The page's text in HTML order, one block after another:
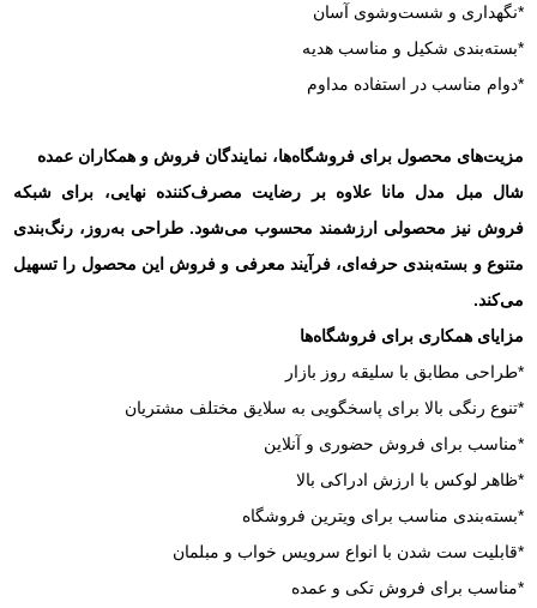
*نگهداری و شست‌وشوی آسان
*بسته‌بندی شکیل و مناسب هدیه
*دوام مناسب در استفاده مداوم
مزیت‌های محصول برای فروشگاه‌ها، نمایندگان فروش و همکاران عمده
شال مبل مدل مانا علاوه بر رضایت مصرف‌کننده نهایی، برای شبکه
فروش نیز محصولی ارزشمند محسوب می‌شود. طراحی به‌روز، رنگ‌بندی
متنوع و بسته‌بندی حرفه‌ای، فرآیند معرفی و فروش این محصول را تسهیل
می‌کند.
مزایای همکاری برای فروشگاه‌ها
*طراحی مطابق با سلیقه روز بازار
*تنوع رنگی بالا برای پاسخگویی به سلایق مختلف مشتریان
*مناسب برای فروش حضوری و آنلاین
*ظاهر لوکس با ارزش ادراکی بالا
*بسته‌بندی مناسب برای ویترین فروشگاه
*قابلیت ست شدن با انواع سرویس خواب و مبلمان
*مناسب برای فروش تکی و عمده